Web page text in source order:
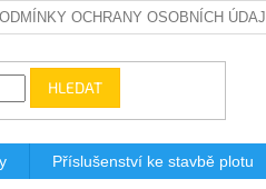
OCHRANY OSOBNÍCH
HLEDAT
Příslušenství ke stavbě plotu